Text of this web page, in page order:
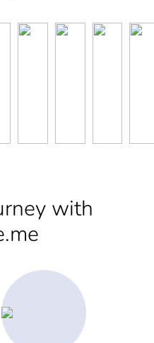
with